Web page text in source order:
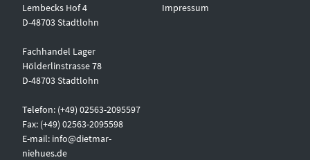
Lembecks Hof 4
D-48703 Stadtlohn
Fachhandel Lager
Hölderlinstrasse 78
D-48703 Stadtlohn
Telefon: (+49) 02563-2095597
Fax: (+49) 02563-2095598
E-mail: info@dietmar-
niehues.de
Impressum